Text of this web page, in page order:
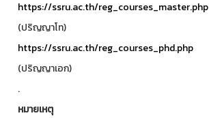
https://ssru.ac.th/reg_courses_master.php
(ปริญญาโท)
https://ssru.ac.th/reg_courses_phd.php
(ปริญญาเอก)
.
หมายเหตุ